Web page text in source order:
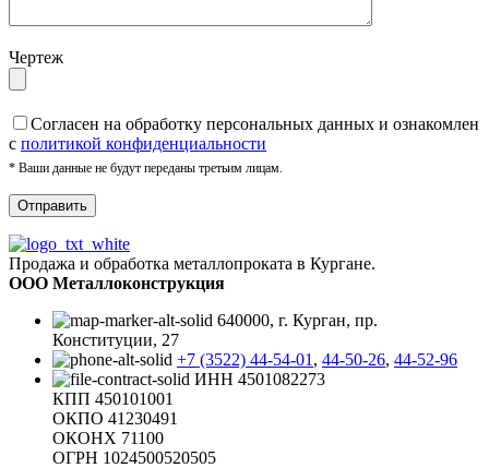
Чертеж
Cогласен на обработку персональных данных и ознакомлен
с политикой конфиденциальности
* Ваши данные не будут переданы третьим лицам.
Продажа и обработка металлопроката в Кургане.
ООО Металлоконструкция
640000, г. Курган, пр.
Конституции, 27
+7 (3522) 44-54-01 , 44-50-26, 44-52-96
ИНН 4501082273
КПП 450101001
ОКПО 41230491
ОКОНХ 71100
ОГРН 1024500520505